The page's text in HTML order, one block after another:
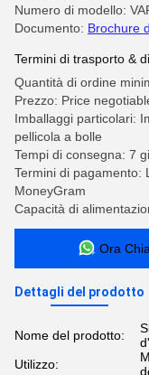
Numero di modello:
Documento: Brochure
Termini di trasporto &
Quantità di ordine
Prezzo: Price
Imballaggi particolari:
pellicola a bolle
Tempi di consegna: 7
Termini di pagamento:
MoneyGram
Capacità di
Ora
Dettagli del prodotto
Nome del prodotto:
Utilizzo: